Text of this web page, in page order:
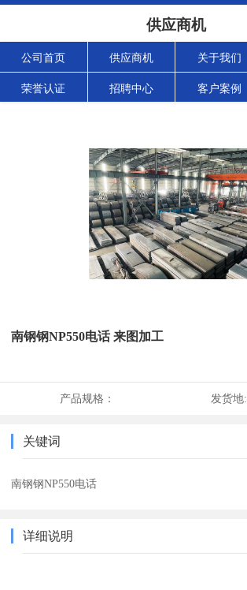
供应商机
公司首页 供应商机 关于我们
荣誉认证 招聘中心 客户案例
南钢钢NP550电话 来图加工
产品规格： 发货地:
关键词
南钢钢NP550电话
详细说明